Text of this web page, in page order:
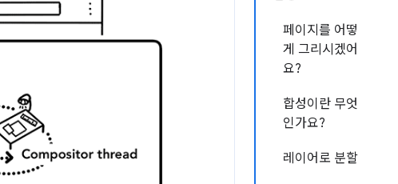
페이지를 어떻
게 그리시겠어
요?
합성이란 무엇
인가요?
레이어로 분할